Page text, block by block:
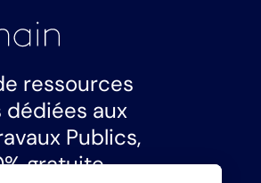
ressources
dédiées aux
Publics,
gratuite.